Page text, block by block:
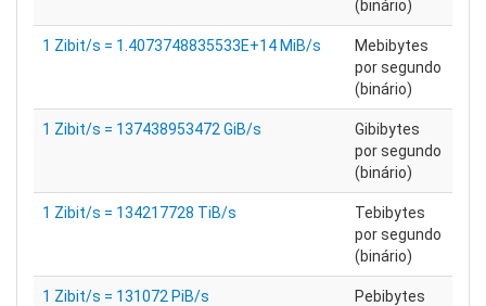
(binário)
1 Zibit/s = 1.4073748835533E+14 MiB/s
Mebibytes
por segundo
(binário)
1 Zibit/s = 137438953472 GiB/s
Gibibytes
por segundo
(binário)
1 Zibit/s = 134217728 TiB/s
Tebibytes
por segundo
(binário)
1 Zibit/s = 131072 PiB/s
Pebibytes